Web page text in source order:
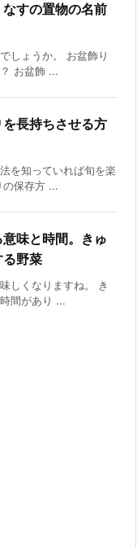
すの置物の名前
しょうか。 お盆飾り
お盆飾 ...
長持ちさせる方
を知っていれば旬を楽
の保存方 ...
味と時間。きゅ
る野菜
しくなりますね。 き
間があり ...